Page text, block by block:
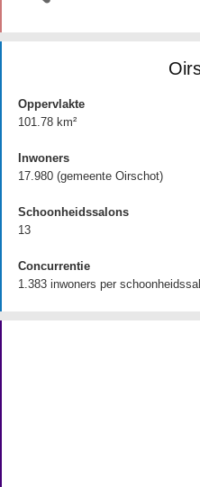
Oppervlakte
101.78 km²
Inwoners
17.980 (gemeente Oirschot)
Schoonheidssalons
13
Concurrentie
1.383 inwoners per